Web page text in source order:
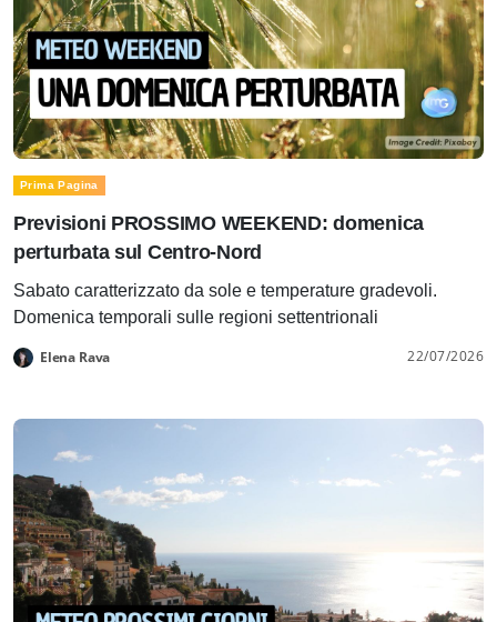
Prima Pagina
Previsioni PROSSIMO WEEKEND: domenica
perturbata sul Centro-Nord
Sabato caratterizzato da sole e temperature gradevoli.
Domenica temporali sulle regioni settentrionali
Elena Rava 22/07/2026